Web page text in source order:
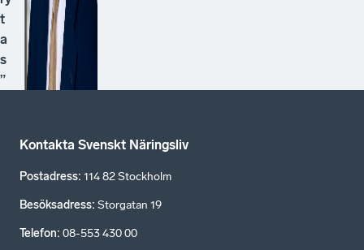
t
a
s
”
Kontakta Svenskt Näringsliv
Postadress: 114 82 Stockholm
Besöksadress: Storgatan 19
Telefon: 08-553 430 00